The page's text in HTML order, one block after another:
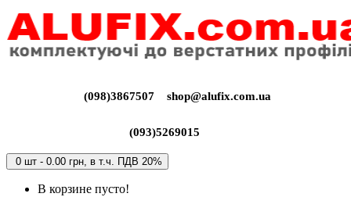
(098)3867507 shop@alufix.com.ua
(093)5269015
0 шт - 0.00 грн, в т.ч. ПДВ 20%
В корзине пусто!